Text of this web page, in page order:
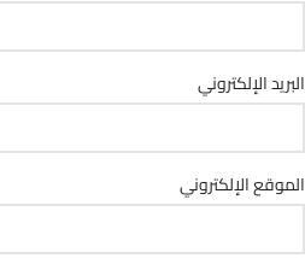
البريد الإلكتروني
الموقع الإلكتروني